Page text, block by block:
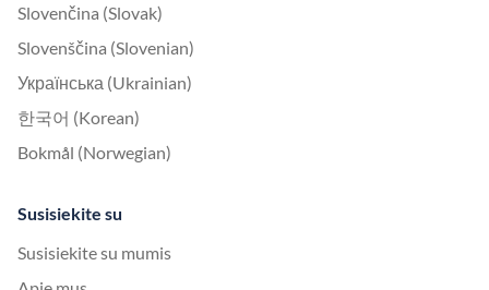
Slovenčina (Slovak)
Slovenščina (Slovenian)
Українська (Ukrainian)
한국어 (Korean)
Bokmål (Norwegian)
Susisiekite su
Susisiekite su mumis